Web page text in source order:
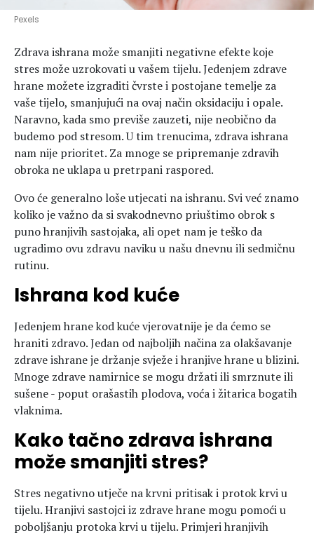
Pexels
Zdrava ishrana može smanjiti negativne efekte koje
stres može uzrokovati u vašem tijelu. Jedenjem zdrave
hrane možete izgraditi čvrste i postojane temelje za
vaše tijelo, smanjujući na ovaj način oksidaciju i opale.
Naravno, kada smo previše zauzeti, nije neobično da
budemo pod stresom. U tim trenucima, zdrava ishrana
nam nije prioritet. Za mnoge se pripremanje zdravih
obroka ne uklapa u pretrpani raspored.
Ovo će generalno loše utjecati na ishranu. Svi već znamo
koliko je važno da si svakodnevno priuštimo obrok s
puno hranjivih sastojaka, ali opet nam je teško da
ugradimo ovu zdravu naviku u našu dnevnu ili sedmičnu
rutinu.
Ishrana kod kuće
Jedenjem hrane kod kuće vjerovatnije je da ćemo se
hraniti zdravo. Jedan od najboljih načina za olakšavanje
zdrave ishrane je držanje svježe i hranjive hrane u blizini.
Mnoge zdrave namirnice se mogu držati ili smrznute ili
sušene - poput orašastih plodova, voća i žitarica bogatih
vlaknima.
Kako tačno zdrava ishrana
može smanjiti stres?
Stres negativno utječe na krvni pritisak i protok krvi u
tijelu. Hranjivi sastojci iz zdrave hrane mogu pomoći u
poboljšanju protoka krvi u tijelu. Primjeri hranjivih